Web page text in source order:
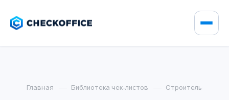
Главная Библиотека чек-листов Строительство и